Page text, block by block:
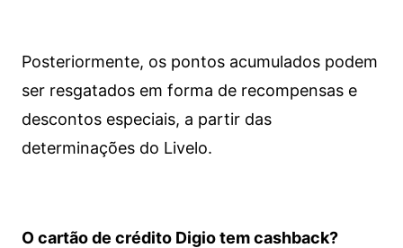
Posteriormente, os pontos acumulados podem
ser resgatados em forma de recompensas e
descontos especiais, a partir das
determinações do Livelo.
O cartão de crédito Digio tem cashback?